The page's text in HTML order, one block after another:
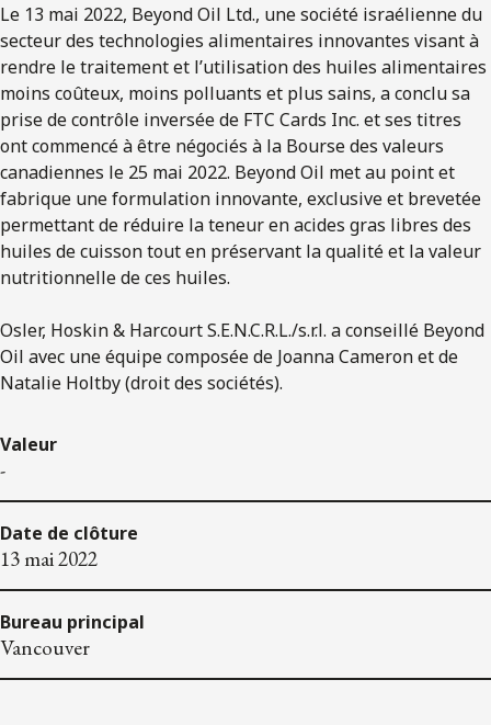
Le 13 mai 2022, Beyond Oil Ltd., une société israélienne du
secteur des technologies alimentaires innovantes visant à
rendre le traitement et l’utilisation des huiles alimentaires
moins coûteux, moins polluants et plus sains, a conclu sa
prise de contrôle inversée de FTC Cards Inc. et ses titres
ont commencé à être négociés à la Bourse des valeurs
canadiennes le 25 mai 2022. Beyond Oil met au point et
fabrique une formulation innovante, exclusive et brevetée
permettant de réduire la teneur en acides gras libres des
huiles de cuisson tout en préservant la qualité et la valeur
nutritionnelle de ces huiles.
Osler, Hoskin & Harcourt S.E.N.C.R.L./s.r.l. a conseillé Beyond
Oil avec une équipe composée de Joanna Cameron et de
Natalie Holtby (droit des sociétés).
Valeur
-
Date de clôture
13 mai 2022
Bureau principal
Vancouver